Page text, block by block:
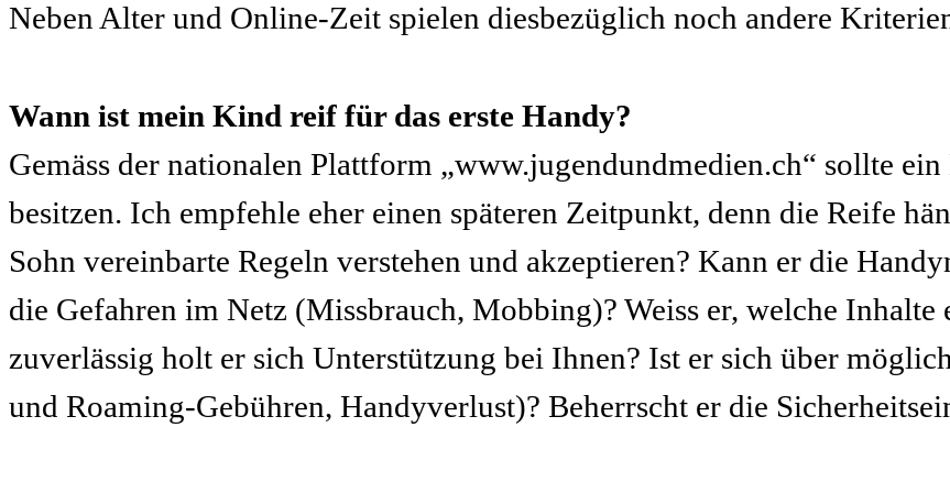
Neben Alter und Online-Zeit spielen diesbezüglich noch andere
Wann ist mein Kind reif für das erste Handy?
Gemäss der nationalen Plattform „www.jugendundmedien.ch“ sollte
besitzen. Ich empfehle eher einen späteren Zeitpunkt, denn die Reife
Sohn vereinbarte Regeln verstehen und akzeptieren? Kann er die
die Gefahren im Netz (Missbrauch, Mobbing)? Weiss er, welche
zuverlässig holt er sich Unterstützung bei Ihnen? Ist er sich über
und Roaming-Gebühren, Handyverlust)? Beherrscht er die